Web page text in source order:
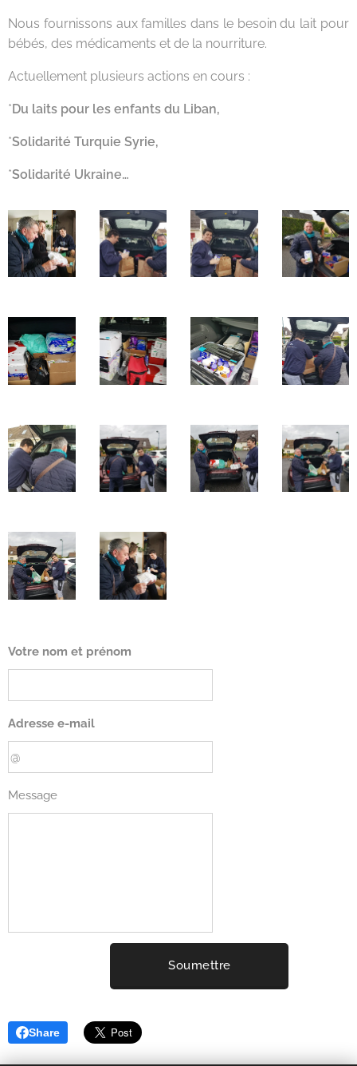
Nous fournissons aux familles dans le besoin du lait pour
bébés, des médicaments et de la nourriture.
Actuellement plusieurs actions en cours :
*Du laits pour les enfants du Liban,
*Solidarité Turquie Syrie,
*Solidarité Ukraine…
Votre nom et prénom
Adresse e-mail
Message
Soumettre
Share